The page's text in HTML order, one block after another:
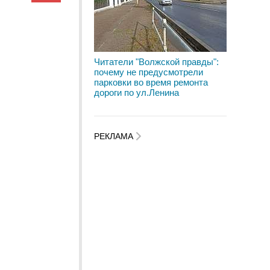
Читатели "Волжской правды":
почему не предусмотрели
парковки во время ремонта
дороги по ул.Ленина
РЕКЛАМА